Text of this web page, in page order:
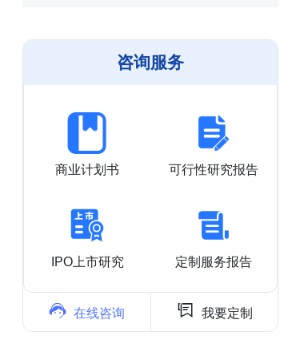
咨询服务
商业计划书 可行性研究报告
IPO上市研究 定制服务报告
 在线咨询  我要定制